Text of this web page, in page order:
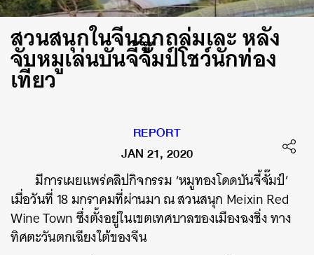
สวนสนุกในจีนถูกถล่มเละ หลัง
จับหมูเล่นบันจี้จั๊มป์โชว์นักท่อง
เที่ยว
REPORT
JAN 21, 2020
มีการเผยแพร่คลิปกิจกรรม ‘หมูทองโดดบันจี้จั๊มป์’
เมื่อวันที่ 18 มกราคมที่ผ่านมา ณ สวนสนุก Meixin Red
Wine Town ซึ่งตั้งอยู่ในเขตเทศบาลของเมืองฉงชิ่ง ทาง
ทิศตะวันตกเฉียงใต้ของจีน